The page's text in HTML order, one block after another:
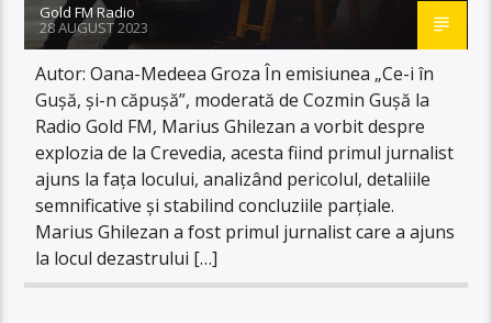
Gold FM Radio
28 AUGUST 2023
Autor: Oana-Medeea Groza În emisiunea „Ce-i în
Gușă, și-n căpușă”, moderată de Cozmin Gușă la
Radio Gold FM, Marius Ghilezan a vorbit despre
explozia de la Crevedia, acesta fiind primul jurnalist
ajuns la fața locului, analizând pericolul, detaliile
semnificative și stabilind concluziile parțiale.
Marius Ghilezan a fost primul jurnalist care a ajuns
la locul dezastrului […]